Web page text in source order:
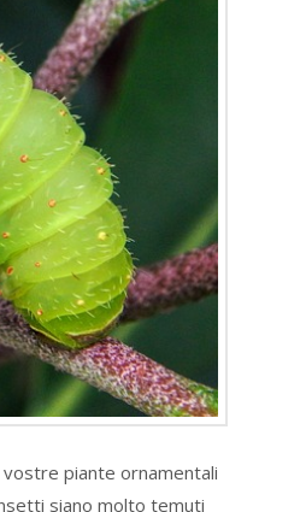
piante ornamentali
siano molto temuti